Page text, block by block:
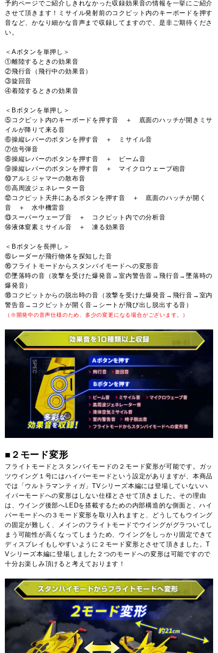
予約ページでご紹介しきれなかった収録効果音の情報を一挙にご紹介
させて頂きます！ミサイル発射前のコクピット内のキーボードを押す
音など、かなり細かな音声まで収録してますので、是非ご期待くださ
い。
＜Aボタンを単押し＞
①離陸するときの効果音
②飛行音（飛行中の効果音）
③旋回音
④着陸するときの効果音
＜Bボタンを単押し＞
⑤コクピット内のキーボードを押す音 ＋ 底面のハッチが開きミサ
イルが降りて来る音
⑥操縦レバーのボタンを押す音 ＋ ミサイル音
⑦信号弾音
⑧操縦レバーのボタンを押す音 ＋ ビーム音
⑨操縦レバーのボタンを押す音 ＋ マイクロウェーブ砲音
⑩アルミジャマーの散布音
⑪高周波ジェネレーター音
⑫コクピット天井にあるボタンを押す音 ＋ 底面のハッチが開く
音 ＋ 水中機雷音
⑬スーパーウェーブ音 ＋ コクピット内での分析音
⑭液体窒素ミサイル音 ＋ 凍る効果音
＜Bボタンを長押し＞
⑮レーダーが飛行物体を探知した音
⑯フライトモードからスタンバイモードへの変形音
⑰墜落時の音（攻撃を受けた爆発音→室内警告音→飛行音→墜落時の
爆発音）
⑱コクピットからの脱出時の音（攻撃を受けた爆発音→飛行音→室内
警告音→コクピットが開く音→シートが飛び出し脱出する音）
（※開発中の音声仕様のため、多少の変更になる場合がございます。）
■２モード変形
フライトモードとスタンバイモードの２モード変形が可能です。ガッ
ツウイング１号にはハイパーモードという設定がありますが、本商品
では「ウルトラマンティガ」TVシリーズ本編には登場していないハ
イパーモードへの変形はしない仕様とさせて頂きました。その理由
は、ウイング後部へLEDを搭載するための内部構造的な側面と、ハイ
パーモードへの３モード変形を取り入れますと、どうしてもウイング
の固定が難しく、メインのフライトモードでウイングがグラついてし
まう可能性が高くなってしまうため、ウイングをしっかり固定できて
ディスプレイもしやすいように２モード変形とさせて頂きました。T
Vシリーズ本編に登場しました２つのモードへの変形は可能ですので
十分お楽しみ頂けると考えております！